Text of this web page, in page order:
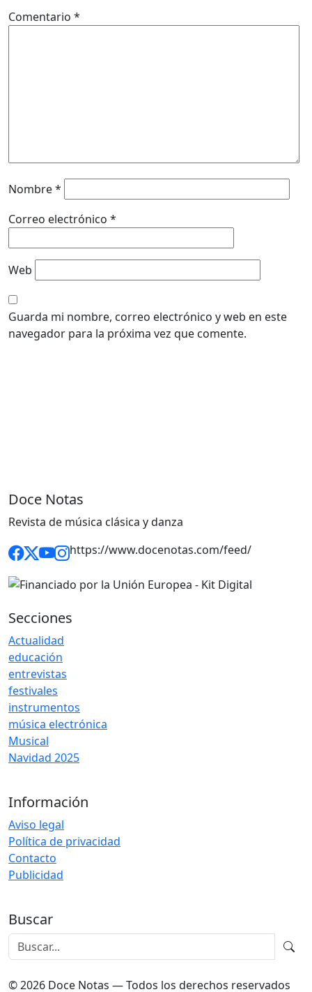
Comentario *
Nombre*
Correo electrónico *
Web
Guarda mi nombre, correo electrónico y web en este
navegador para la próxima vez que comente.
Doce Notas
Revista de música clásica y danza
https://www.docenotas.com/feed/
Secciones
Actualidad
educación
entrevistas
festivales
instrumentos
música electrónica
Musical
Navidad 2025
Información
Aviso legal
Política de privacidad
Contacto
Publicidad
Buscar
© 2026 Doce Notas — Todos los derechos reservados